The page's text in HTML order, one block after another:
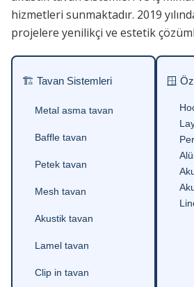
hizmetleri sunmaktadır. 2019
projelere yenilikçi ve estetik
🏗 Tavan Sistemleri
Metal asma tavan
Baffle tavan
Petek tavan
Mesh tavan
Akustik tavan
Lamel tavan
Clip in tavan
🪟